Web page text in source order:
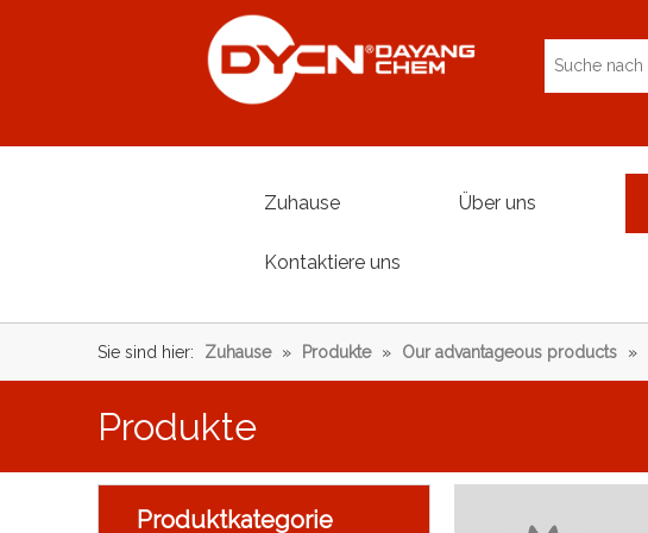
Zuhause Über uns
Kontaktiere uns
Sie sind hier: Zuhause » Produkte » Our advantageous products »
Produkte
Produktkategorie